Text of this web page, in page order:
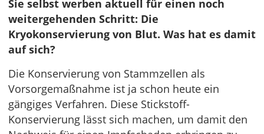
Sie selbst werben aktuell für einen noch
weitergehenden Schritt: Die
Kryokonservierung von Blut. Was hat es damit
auf sich?
Die Konservierung von Stammzellen als
Vorsorgemaßnahme ist ja schon heute ein
gängiges Verfahren. Diese Stickstoff-
Konservierung lässt sich machen, um damit den